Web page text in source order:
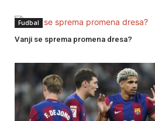
Fudbal
Vanji se sprema promena dresa?